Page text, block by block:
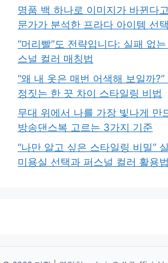
명품 백 하나로 이미지가 바뀐다
문가가 분석한 프라다 아이템 선
“머리빨”도 전략입니다: 실패 없
스널 컬러 매칭법
“왜 내 옷은 매번 어색해 보일까
정짓는 한 끗 차이 스타일링 비법
무대 위에서 나를 가장 빛나게 만
방송댄스복 고르는 3가지 기준
“나만 알고 싶은 스타일링 비밀”
미용실 선택과 퍼스널 컬러 활용법